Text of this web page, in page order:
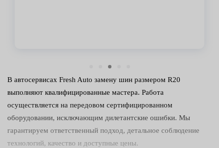
В автосервисах Fresh Auto замену шин размером R20
выполняют квалифицированные мастера. Работа
осуществляется на передовом сертифицированном
оборудовании, исключающим дилетантские ошибки. Мы
гарантируем ответственный подход, детальное соблюдение
технологий, качество и доступные цены.